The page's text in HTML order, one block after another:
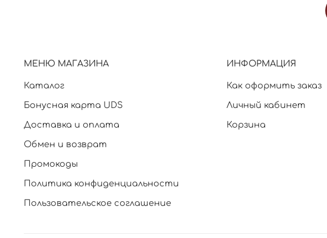
МЕНЮ МАГАЗИНА
Каталог
Бонусная карта UDS
Доставка и оплата
Обмен и возврат
Промокоды
Политика конфиденциальности
Пользовательское соглашение
ИНФОРМАЦИЯ
Как оформить заказ
Личный кабинет
Корзина